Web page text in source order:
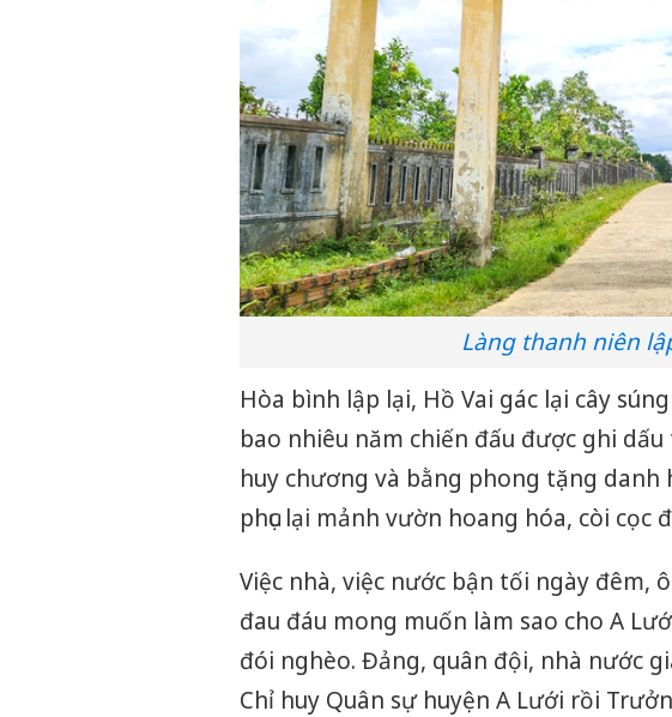
Làng thanh niên
Hòa bình lập lại, Hồ Vai gác lại cây
bao nhiêu năm chiến đấu được ghi
huy chương và bằng phong tặng danh
phục lại mảnh vườn hoang hóa, còi cọc
Việc nhà, việc nước bận tối ngày đêm,
đau đáu mong muốn làm sao cho A
đói nghèo. Đảng, quân đội, nhà nước
Chỉ huy Quân sự huyện A Lưới rồi